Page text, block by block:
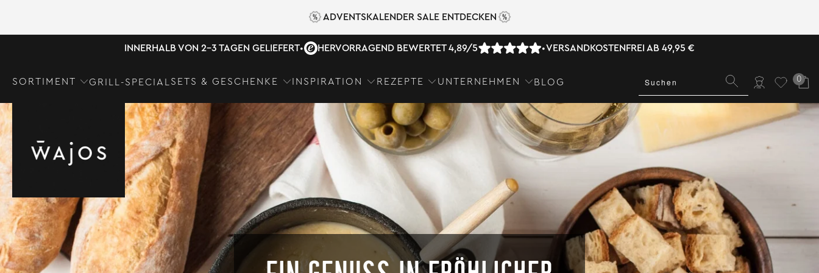
ADVENTSKALENDER SALE ENTDECKEN
INNERHALB VON 2-3 TAGEN GELIEFERT• HERVORRAGEND BEWERTET 4,89/5 •VERSANDKOSTENFREI AB 49,95 €
SORTIMENT GRILL-SPECIAL SETS & GESCHENKE INSPIRATION REZEPTE UNTERNEHMEN BLOG 0